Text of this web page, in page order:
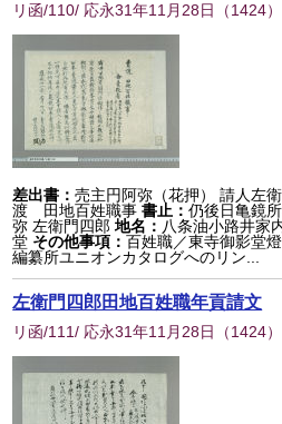
リ函/110/ 応永31年11月28日 （1424
差出書：売主円阿弥（花押） 請人左衛
渡 田地百姓職事 書止：仍後日亀鏡
弥 左衛門四郎 地名： 八条油小路井家
堂 その他事項：百姓職／東寺御影堂
編纂所ユニオンカタログへのリン...
左衛門四郎田地百姓職年貢請文
リ函/111/ 応永31年11月28日 （1424